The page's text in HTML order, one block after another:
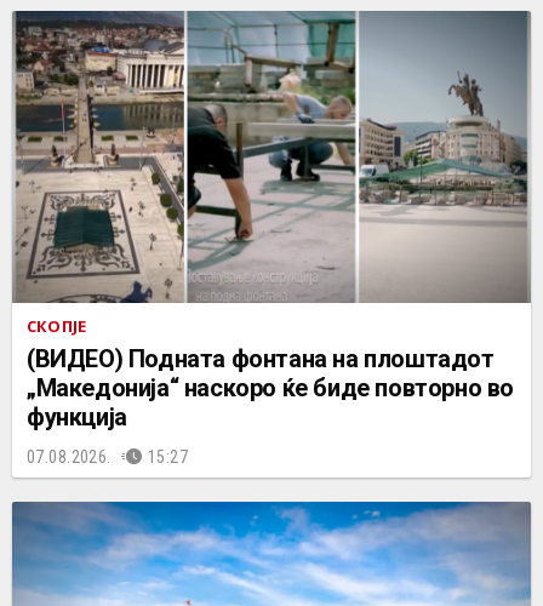
СКОПЈЕ
(ВИДЕО) Подната фонтана на плоштадот
„Македонија“ наскоро ќе биде повторно во
функција
07.08.2026. 15:27